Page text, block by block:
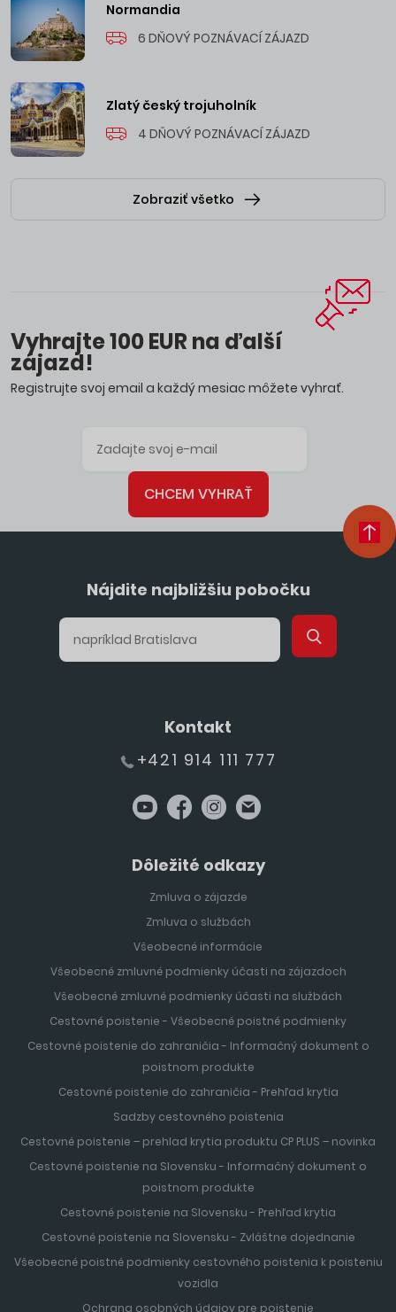
Normandia
6 DŇOVÝ POZNÁVACÍ ZÁJAZD
Zlatý český trojuholník
4 DŇOVÝ POZNÁVACÍ ZÁJAZD
Zobraziť všetko
Vyhrajte 100 EUR na ďalší
zájazd!
Registrujte svoj email a každý mesiac môžete vyhrať.
CHCEM VYHRAŤ
Nájdite najbližšiu pobočku
Kontakt
+421 914 111 777
Dôležité odkazy
Zmluva o zájazde
Zmluva o službách
Všeobecné informácie
Všeobecné zmluvné podmienky účasti na zájazdoch
Všeobecné zmluvné podmienky účasti na službách
Cestovné poistenie - Všeobecné poistné podmienky
Cestovné poistenie do zahraničia - Informačný dokument o
poistnom produkte
Cestovné poistenie do zahraničia - Prehľad krytia
Sadzby cestovného poistenia
Cestovné poistenie – prehlad krytia produktu CP PLUS – novinka
Cestovné poistenie na Slovensku - Informačný dokument o
poistnom produkte
Cestovné poistenie na Slovensku - Prehľad krytia
Cestovné poistenie na Slovensku - Zvláštne dojednanie
Všeobecné poistné podmienky cestovného poistenia k poisteniu
vozidla
Ochrana osobných údajov pre poistenie